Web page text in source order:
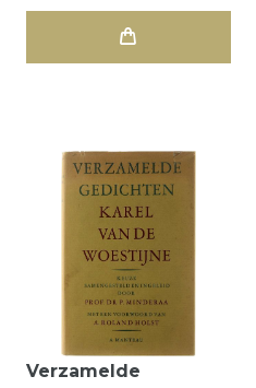
Verzamelde